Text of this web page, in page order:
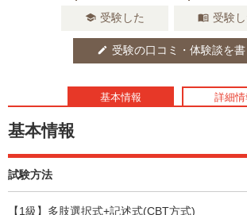
school 受験した menu_book 受験
edit 受験の口コミ・体験談を書
基本情報 詳細情
基本情報
試験方法
【1級】多肢選択式+記述式(CBT方式)